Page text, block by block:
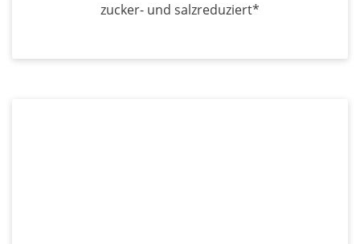
zucker- und salzreduziert*